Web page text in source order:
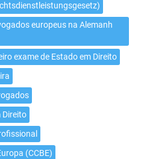
europeus na Alemanh
exame de Estado em Direito
Direito
(CCBE)